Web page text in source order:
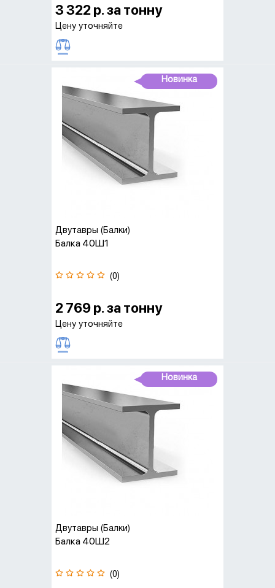
3 322 р. за тонну
Цену уточняйте
Новинка
Двутавры (Балки)
Балка 40Ш1
(0)
2 769 р. за тонну
Цену уточняйте
Новинка
Двутавры (Балки)
Балка 40Ш2
(0)